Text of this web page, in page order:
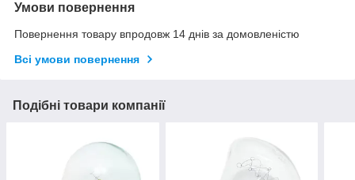
Умови повернення
Повернення товару впродовж 14 днів за домовленістю
Всі умови повернення
Подібні товари компанії